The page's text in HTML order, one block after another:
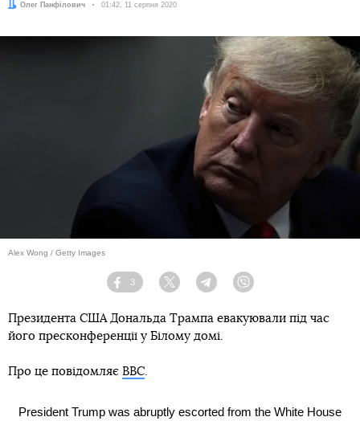
Автор:
Олег Панфілович Дата:
01:42, 11 серпня 2020
Alex Wong / Getty Images
Facebook
3
Twitter TelegramViber
Президента США Дональда Трампа евакуювали під час
його пресконференції у Білому домі.
Про це повідомляє ВВС.
President Trump was abruptly escorted from the White House